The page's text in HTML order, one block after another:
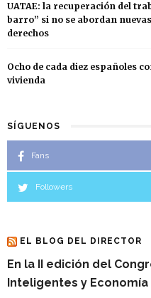
UATAE: la recuperación del
barro” si no se abordan
derechos
Ocho de cada diez españoles
vivienda
SÍGUENOS
Fans
Followers
EL BLOG DEL DIRECTOR
En la II edición del
Inteligentes y Economía